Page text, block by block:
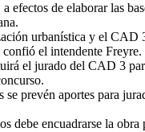
de elaborar las
urbanística y el
el intendente Freyre.
el jurado del CAD 3
prevén aportes para
debe encuadrarse la